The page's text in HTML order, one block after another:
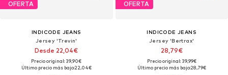
OFERTA
INDICODE JEANS
Jersey 'Trevin'
Desde 22,04€
Precio original: 39,90€
Último precio más bajo:22,04€
OFERTA
INDICODE JEANS
Jersey 'Bertrax'
28,79€
Precio original: 39,99€
Último precio más bajo:28,79€